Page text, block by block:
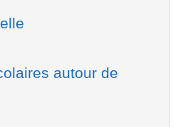
autour de